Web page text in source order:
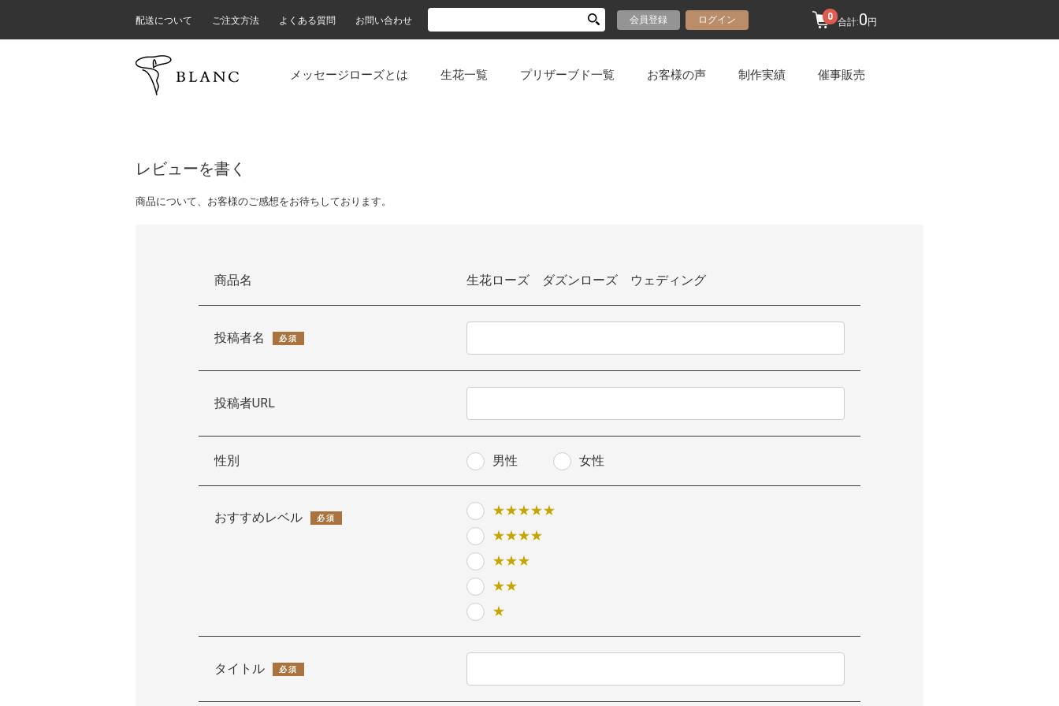
配送について ご注文方法 よくある質問 お問い合わせ 会員登録 ログイン 0 合計:0 円
メッセージローズとは 生花一覧 プリザーブド一覧 お客様の声 制作実績 催事販売
レビューを書く
商品について、お客様のご感想をお待ちしております。
商品名 生花ローズ ダズンローズ ウェディング
投稿者名 必須
投稿者URL
性別 男性 女性
おすすめレベル 必須
★★★★★
★★★★
★★★
★★
★
タイトル 必須